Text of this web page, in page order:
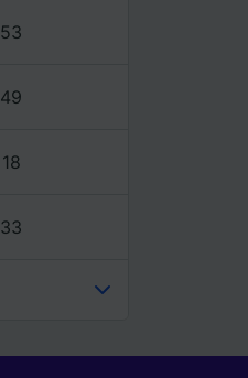
53
49
18
33